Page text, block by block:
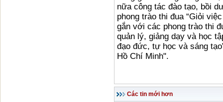
nữa công tác đào tạo, bồi
phong trào thi đua “Giỏi
gắn với các phong trào thi
quản lý, giảng dạy và học
đạo đức, tự học và sáng
Hồ Chí Minh".
Các tin mới hơn